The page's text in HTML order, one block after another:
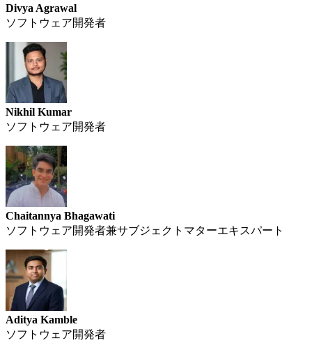
Divya Agrawal
ソフトウェア開発者
Nikhil Kumar
ソフトウェア開発者
Chaitannya Bhagawati
ソフトウェア開発者兼サブジェクトマターエキスパート
Aditya Kamble
ソフトウェア開発者